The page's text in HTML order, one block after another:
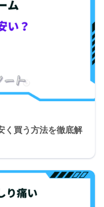
く買う方法を徹底解